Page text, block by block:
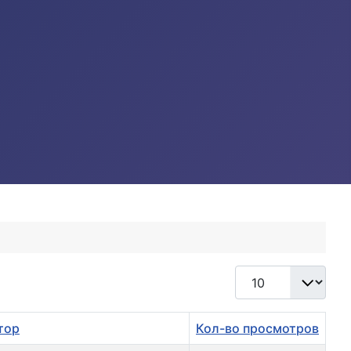
Кол-во строк:
Кол-во просмотров